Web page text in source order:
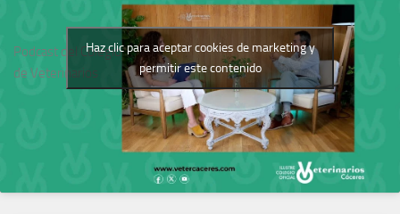
Podcast del Colegio
de Veterinarios
Haz clic para aceptar cookies de marketing y
permitir este contenido